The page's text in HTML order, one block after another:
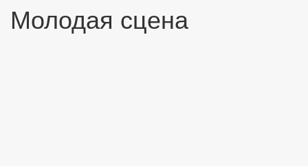
Молодая сцена